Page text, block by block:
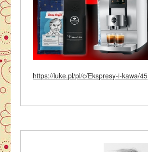
https://luke.pl/pl/c/Ekspresy-i-kawa/45